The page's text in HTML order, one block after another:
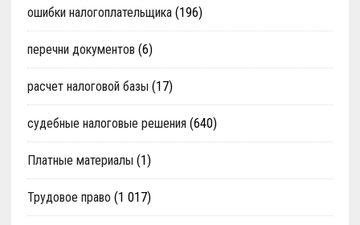
ошибки налогоплательщика(196)
перечни документов (6)
расчет налоговой базы (17)
судебные налоговые решения (640)
Платные материалы (1)
Трудовое право (1 017)